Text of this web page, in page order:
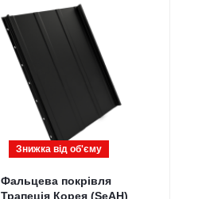
Знижка від обʹєму
Фальцева покрівля
Трапеція Корея (SeAH)